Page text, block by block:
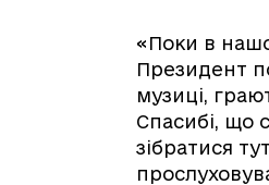
«Поки в
Президент
музиці,
Спасибі, що
зібратися